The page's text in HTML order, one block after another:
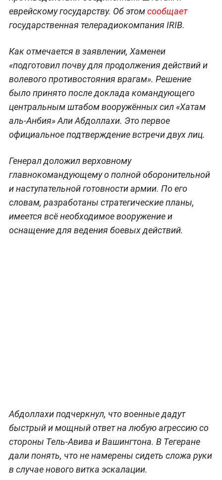
еврейскому государству. Об этомсообщает
государственная телерадиокомпания IRIB.
Как отмечается в заявлении, Хаменеи
«подготовил почву для продолжения действий и
волевого противостояния врагам». Решение
было принято после доклада командующего
центральным штабом вооружённых сил «Хатам
аль-Анбия» Али Абдоллахи. Это первое
официальное подтверждение встречи двух лиц.
Генерал доложил верховному
главнокомандующему о полной оборонительной
и наступательной готовности армии. По его
словам, разработаны стратегические планы,
имеется всё необходимое вооружение и
оснащение для ведения боевых действий.
Абдоллахи подчеркнул, что военные дадут
быстрый и мощный ответ на любую агрессию со
стороны Тель-Авива и Вашингтона. В Тегеране
дали понять, что не намерены сидеть сложа руки
в случае нового витка эскалации.